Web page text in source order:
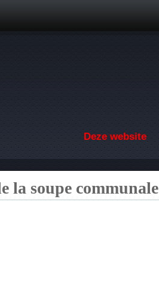
Deze website
la soupe communale